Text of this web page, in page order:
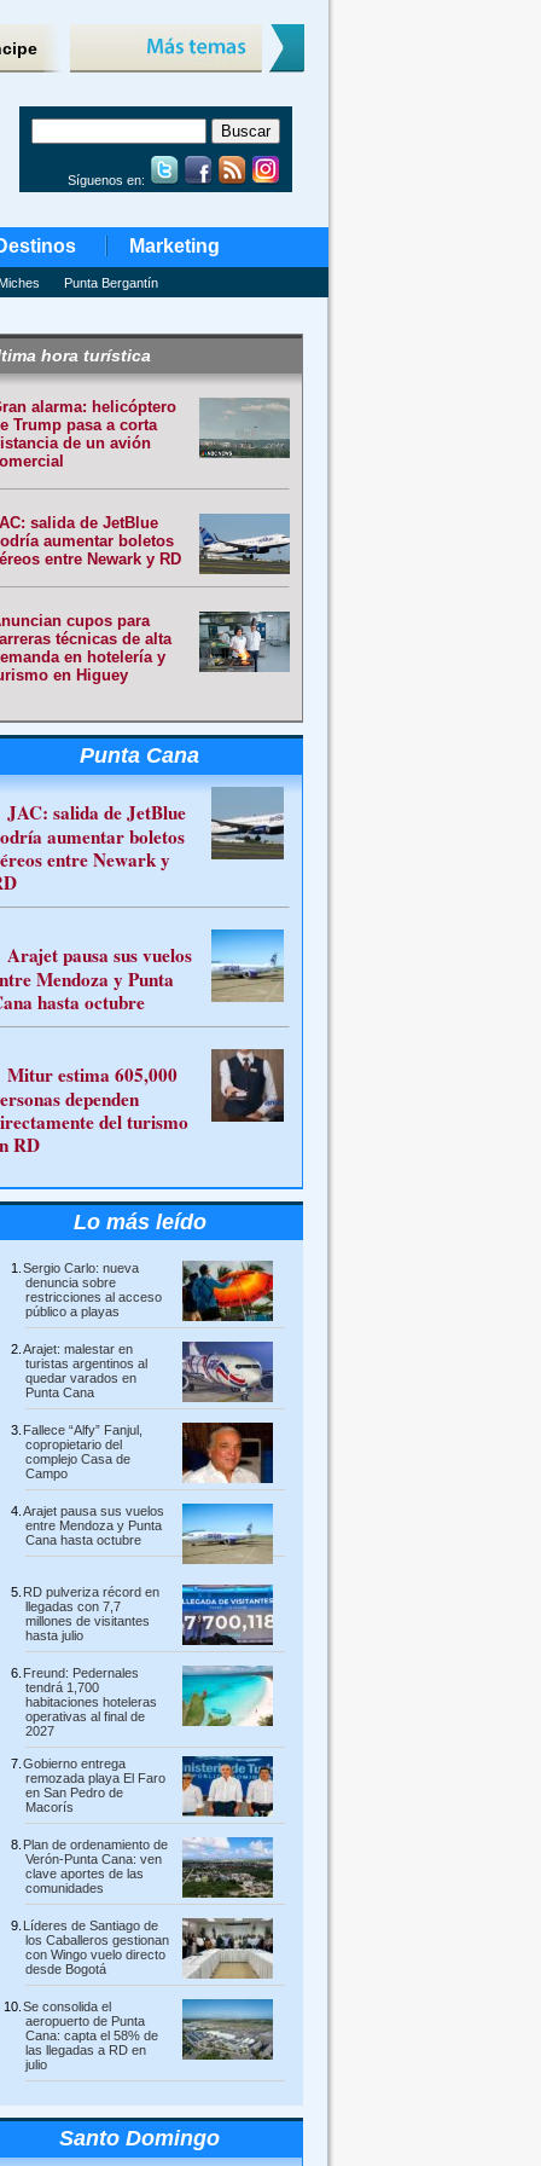
Síguenos en:
Marketing
Punta Bergantín
hora turística
alarma: helicóptero
Trump pasa a corta
de un avión
salida de JetBlue
aumentar boletos
entre Newark y RD
cupos para
técnicas de alta
en hotelería y
en Higuey
Punta Cana
JAC: salida de JetBlue
aumentar boletos
entre Newark y
Arajet pausa sus vuelos
Mendoza y Punta
hasta octubre
Mitur estima 605,000
dependen
del turismo
RD
Lo más leído
Sergio Carlo: nueva
denuncia sobre
restricciones al acceso
público a playas
Arajet: malestar en
turistas argentinos al
quedar varados en
Punta Cana
Fallece “Alfy” Fanjul,
copropietario del
complejo Casa de
Campo
Arajet pausa sus vuelos
entre Mendoza y Punta
Cana hasta octubre
RD pulveriza récord en
llegadas con 7,7
millones de visitantes
hasta julio
Freund: Pedernales
tendrá 1,700
habitaciones hoteleras
operativas al final de
2027
Gobierno entrega
remozada playa El Faro
en San Pedro de
Macorís
Plan de ordenamiento de
Verón-Punta Cana: ven
clave aportes de las
comunidades
Líderes de Santiago de
los Caballeros gestionan
con Wingo vuelo directo
desde Bogotá
Se consolida el
aeropuerto de Punta
Cana: capta el 58% de
las llegadas a RD en
julio
Santo Domingo